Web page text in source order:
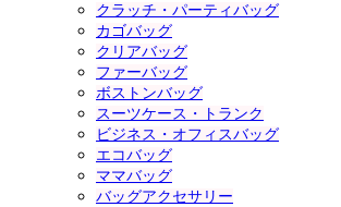
クラッチ・パーティバッグ
カゴバッグ
クリアバッグ
ファーバッグ
ボストンバッグ
スーツケース・トランク
ビジネス・オフィスバッグ
エコバッグ
ママバッグ
バッグアクセサリー